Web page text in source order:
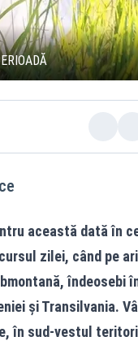
această dată în
zilei, când pe
îndeosebi
și Transilvania.
în sud-vestul